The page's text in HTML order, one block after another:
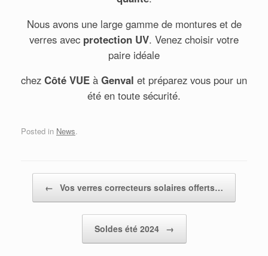
Nous avons une large gamme de montures et de
verres avec protection UV. Venez choisir votre
paire idéale
chez Côté VUE à Genval et préparez vous pour un
été en toute sécurité.
Posted in News.
← Vos verres correcteurs solaires offerts…
Soldes été 2024 →